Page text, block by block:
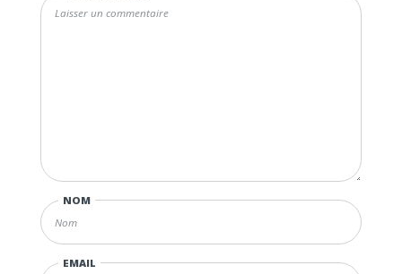
NOM
EMAIL